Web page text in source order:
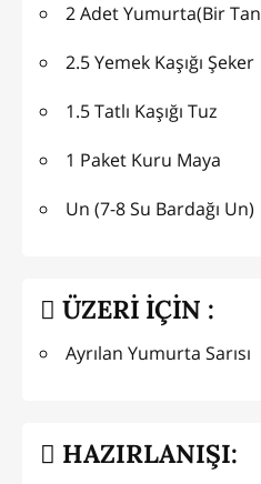
2 Adet Yumurta(Bir
2.5 Yemek Kaşığı Şeker
1.5 Tatlı Kaşığı Tuz
1 Paket Kuru Maya
Un (7-8 Su Bardağı Un)
ÜZERİ İÇİN :
Ayrılan Yumurta Sarısı
HAZIRLANIŞI: